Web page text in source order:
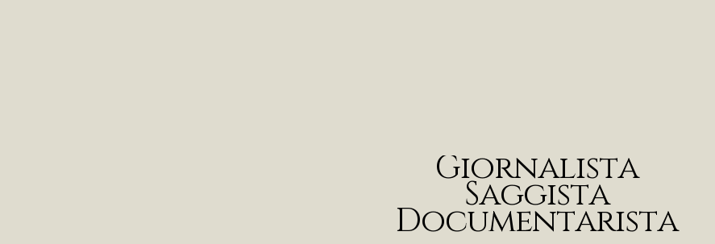
Giornalista
Saggista
Documentarista